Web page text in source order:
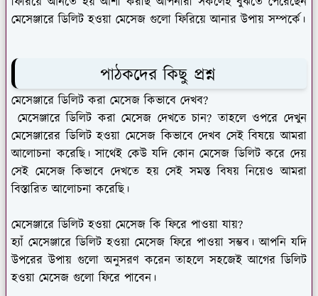
মেসেঞ্জারে ডিলিট হওয়া মেসেজ গুলো ফিরিয়ে আনার উপায় সম্পর্কে।
পাঠকদের কিছু প্রশ্ন
মেসেঞ্জারে ডিলিট করা মেসেজ কিভাবে দেখব?
মেসেঞ্জারে ডিলিট করা মেসেজ দেখতে চান? তাহলে ওপরে দেখুন
মেসেঞ্জারের ডিলিট হওয়া মেসেজ কিভাবে দেখব সেই বিষয়ে আমরা
আলোচনা করেছি। সাথেই কেউ যদি কোন মেসেজ ডিলিট করে দেয়
সেই মেসেজ কিভাবে দেখতে হয় সেই সমস্ত বিষয় নিয়েও আমরা
বিস্তারিত আলোচনা করেছি।
মেসেঞ্জারে ডিলিট হওয়া মেসেজ কি ফিরে পাওয়া যায়?
হ্যাঁ মেসেঞ্জারে ডিলিট হওয়া মেসেজ ফিরে পাওয়া সম্ভব। আপনি যদি
উপরের উপায় গুলো অনুসরণ করেন তাহলে সহজেই আগের ডিলিট
হওয়া মেসেজ গুলো ফিরে পাবেন।